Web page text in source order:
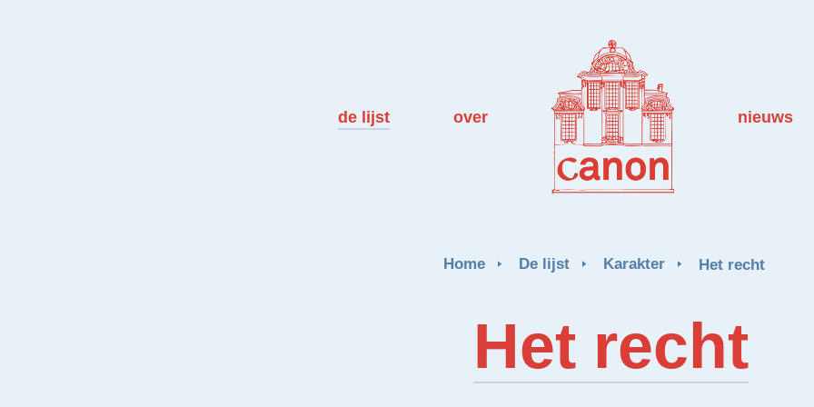
de lijst over nieuws
Home De lijst Karakter Het recht
Het recht